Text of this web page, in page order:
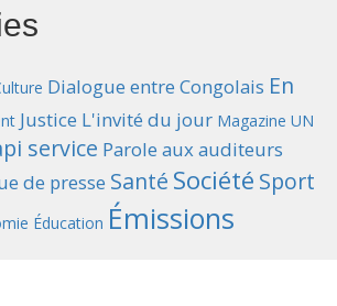
Dialogue entre Congolais En
Justice L'invité du jour Magazine UN
service Parole aux auditeurs
de presse Santé Société Sport
Éducation Émissions